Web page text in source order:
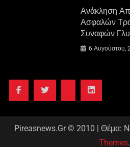
Ανάκληση
Ασφαλών
Συναφών
6 Αυγούστου,
Pireasnews.Gr © 2010 | Θέμα:
Themes.